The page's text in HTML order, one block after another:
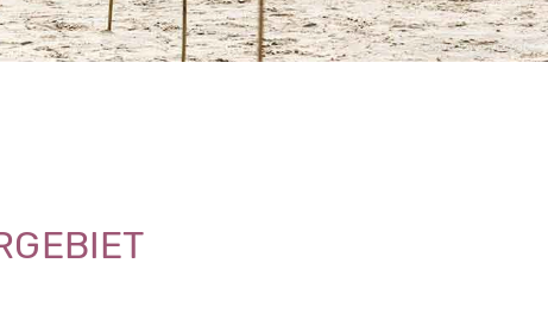
Ilona & Eugen Fotografie